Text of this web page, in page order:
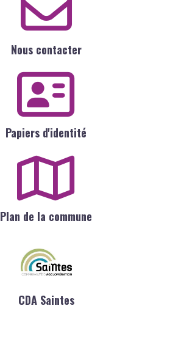
Nous contacter
Papiers d'identité
Plan de la commune
CDA Saintes